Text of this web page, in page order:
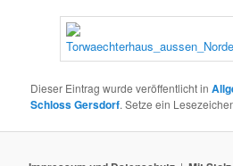
Dieser Eintrag wurde veröffentlicht in
Schloss Gersdorf. Setze ein